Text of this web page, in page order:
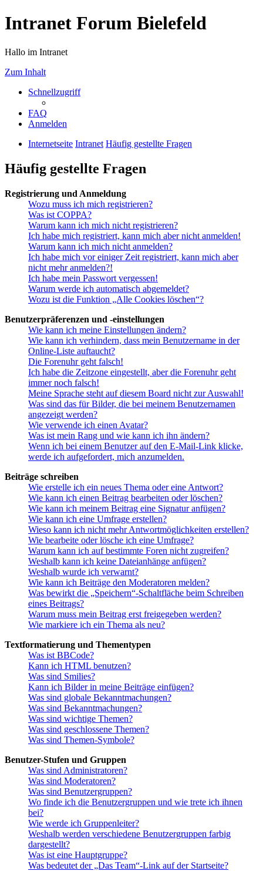
Intranet Forum Bielefeld
Hallo im Intranet
Zum Inhalt
Schnellzugriff
FAQ
Anmelden
Internetseite Intranet Häufig gestellte Fragen
Häufig gestellte Fragen
Registrierung und Anmeldung
Wozu muss ich mich registrieren?
Was ist COPPA?
Warum kann ich mich nicht registrieren?
Ich habe mich registriert, kann mich aber nicht anmelden!
Warum kann ich mich nicht anmelden?
Ich habe mich vor einiger Zeit registriert, kann mich aber
nicht mehr anmelden?!
Ich habe mein Passwort vergessen!
Warum werde ich automatisch abgemeldet?
Wozu ist die Funktion „Alle Cookies löschen“?
Benutzerpräferenzen und -einstellungen
Wie kann ich meine Einstellungen ändern?
Wie kann ich verhindern, dass mein Benutzername in der
Online-Liste auftaucht?
Die Forenuhr geht falsch!
Ich habe die Zeitzone eingestellt, aber die Forenuhr geht
immer noch falsch!
Meine Sprache steht auf diesem Board nicht zur Auswahl!
Was sind das für Bilder, die bei meinem Benutzernamen
angezeigt werden?
Wie verwende ich einen Avatar?
Was ist mein Rang und wie kann ich ihn ändern?
Wenn ich bei einem Benutzer auf den E-Mail-Link klicke,
werde ich aufgefordert, mich anzumelden.
Beiträge schreiben
Wie erstelle ich ein neues Thema oder eine Antwort?
Wie kann ich einen Beitrag bearbeiten oder löschen?
Wie kann ich meinem Beitrag eine Signatur anfügen?
Wie kann ich eine Umfrage erstellen?
Wieso kann ich nicht mehr Antwortmöglichkeiten erstellen?
Wie bearbeite oder lösche ich eine Umfrage?
Warum kann ich auf bestimmte Foren nicht zugreifen?
Weshalb kann ich keine Dateianhänge anfügen?
Weshalb wurde ich verwarnt?
Wie kann ich Beiträge den Moderatoren melden?
Was bewirkt die „Speichern“-Schaltfläche beim Schreiben
eines Beitrags?
Warum muss mein Beitrag erst freigegeben werden?
Wie markiere ich ein Thema als neu?
Textformatierung und Thementypen
Was ist BBCode?
Kann ich HTML benutzen?
Was sind Smilies?
Kann ich Bilder in meine Beiträge einfügen?
Was sind globale Bekanntmachungen?
Was sind Bekanntmachungen?
Was sind wichtige Themen?
Was sind geschlossene Themen?
Was sind Themen-Symbole?
Benutzer-Stufen und Gruppen
Was sind Administratoren?
Was sind Moderatoren?
Was sind Benutzergruppen?
Wo finde ich die Benutzergruppen und wie trete ich ihnen
bei?
Wie werde ich Gruppenleiter?
Weshalb werden verschiedene Benutzergruppen farbig
dargestellt?
Was ist eine Hauptgruppe?
Was bedeutet der „Das Team“-Link auf der Startseite?